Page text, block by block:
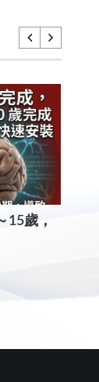
15歲，